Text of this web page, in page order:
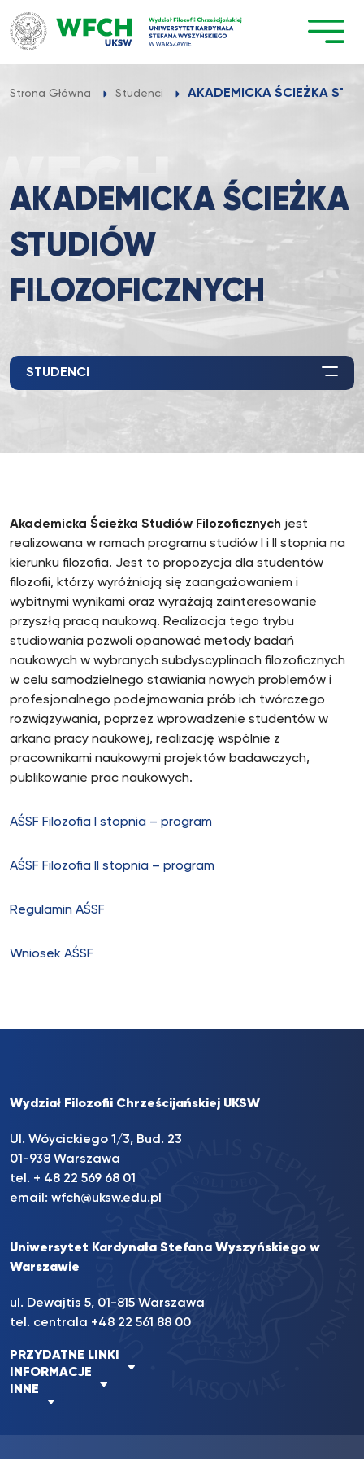
Przejdź
do
treści
Strona Główna Studenci AKADEMICKA ŚCIEŻKA
AKADEMICKA ŚCIEŻKA
STUDIÓW
FILOZOFICZNYCH
STUDENCI
Akademicka Ścieżka Studiów Filozoficznych jest
realizowana w ramach programu studiów I i II stopnia na
kierunku filozofia. Jest to propozycja dla studentów
filozofii, którzy wyróżniają się zaangażowaniem i
wybitnymi wynikami oraz wyrażają zainteresowanie
przyszłą pracą naukową. Realizacja tego trybu
studiowania pozwoli opanować metody badań
naukowych w wybranych subdyscyplinach filozoficznych
w celu samodzielnego stawiania nowych problemów i
profesjonalnego podejmowania prób ich twórczego
rozwiązywania, poprzez wprowadzenie studentów w
arkana pracy naukowej, realizację wspólnie z
pracownikami naukowymi projektów badawczych,
publikowanie prac naukowych.
AŚSF Filozofia I stopnia – program
AŚSF Filozofia II stopnia – program
Regulamin AŚSF
Wniosek AŚSF
Wydział Filozofii Chrześcijańskiej UKSW
Ul. Wóycickiego 1/3, Bud. 23
01-938 Warszawa
tel. + 48 22 569 68 01
email: wfch@uksw.edu.pl
Uniwersytet Kardynała Stefana Wyszyńskiego w
Warszawie
ul. Dewajtis 5, 01-815 Warszawa
tel. centrala +48 22 561 88 00
PRZYDATNE LINKI
INFORMACJE
INNE